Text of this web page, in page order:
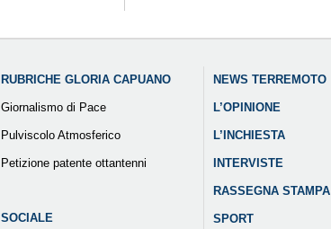
RUBRICHE GLORIA CAPUANO
Giornalismo di Pace
Pulviscolo Atmosferico
Petizione patente ottantenni
SOCIALE
NEWS TERREMOTO
L’OPINIONE
L’INCHIESTA
INTERVISTE
RASSEGNA STAMPA
SPORT